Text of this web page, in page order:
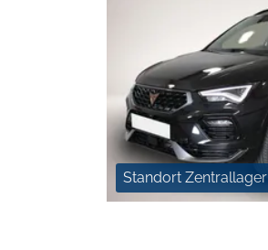
Standort Zentrallager